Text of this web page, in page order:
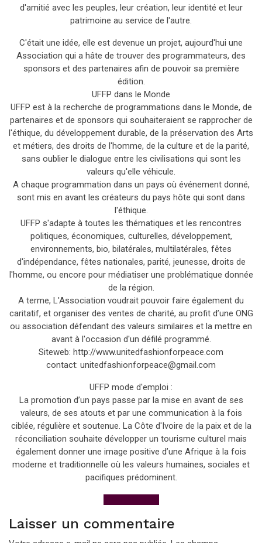
d'amitié avec les peuples, leur création, leur identité et leur
patrimoine au service de l'autre.
C'était une idée, elle est devenue un projet, aujourd'hui une
Association qui a hâte de trouver des programmateurs, des
sponsors et des partenaires afin de pouvoir sa première
édition.
UFFP dans le Monde
UFFP est à la recherche de programmations dans le Monde, de
partenaires et de sponsors qui souhaiteraient se rapprocher de
l'éthique, du développement durable, de la préservation des Arts
et métiers, des droits de l'homme, de la culture et de la parité,
sans oublier le dialogue entre les civilisations qui sont les
valeurs qu'elle véhicule.
A chaque programmation dans un pays où événement donné,
sont mis en avant les créateurs du pays hôte qui sont dans
l'éthique.
UFFP s'adapte à toutes les thématiques et les rencontres
politiques, économiques, culturelles, développement,
environnements, bio, bilatérales, multilatérales, fêtes
d'indépendance, fêtes nationales, parité, jeunesse, droits de
l'homme, ou encore pour médiatiser une problématique donnée
de la région.
A terme, L'Association voudrait pouvoir faire également du
caritatif, et organiser des ventes de charité, au profit d’une ONG
ou association défendant des valeurs similaires et la mettre en
avant à l'occasion d'un défilé programmé.
Siteweb: http://www.unitedfashionforpeace.com
contact: unitedfashionforpeace@gmail.com
UFFP mode d'emploi :
La promotion d’un pays passe par la mise en avant de ses
valeurs, de ses atouts et par une communication à la fois
ciblée, régulière et soutenue. La Côte d'Ivoire de la paix et de la
réconciliation souhaite développer un tourisme culturel mais
également donner une image positive d’une Afrique à la fois
moderne et traditionnelle où les valeurs humaines, sociales et
pacifiques prédominent.
Laisser un commentaire